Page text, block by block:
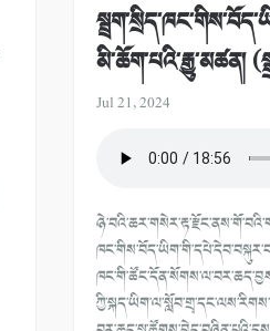
མི་ཆོག་པའི་རྒྱུ་མཚན།
Jul 21, 2024